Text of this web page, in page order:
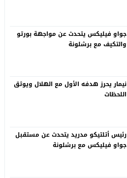
جواو فيليكس يتحدث عن مواجهة بورتو
والتكيف مع برشلونة
نيمار يحرز هدفه الأول مع الهلال ويوثق
اللحظات
رئيس أتلتيكو مدريد يتحدث عن مستقبل
جواو فيليكس مع برشلونة